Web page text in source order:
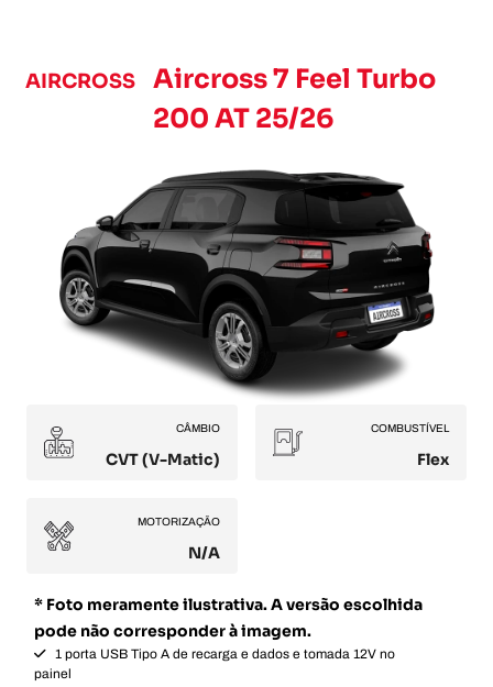
AIRCROSS
Aircross 7 Feel Turbo
200 AT 25/26
CÂMBIO
CVT (V-Matic)
COMBUSTÍVEL
Flex
MOTORIZAÇÃO
N/A
* Foto meramente ilustrativa. A versão escolhida
pode não corresponder à imagem.
1 porta USB Tipo A de recarga e dados e tomada 12V no
painel